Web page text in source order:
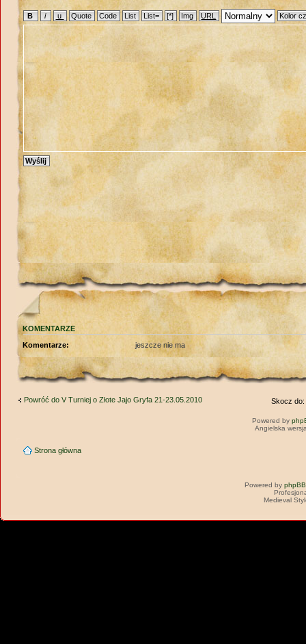
KOMENTARZE
Komentarze: jeszcze nie ma
Powróć do V Turniej o Złote Jajo Gryfa 21-23.05.2010 Skocz do:
Powered by
Angielska
Strona główna
Powered by phpBB
Medieval